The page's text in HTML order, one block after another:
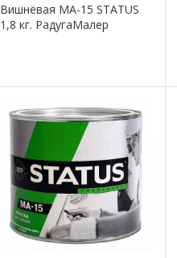
Вишнёвая МА-15 STATUS
1,8 кг. РадугаМалер